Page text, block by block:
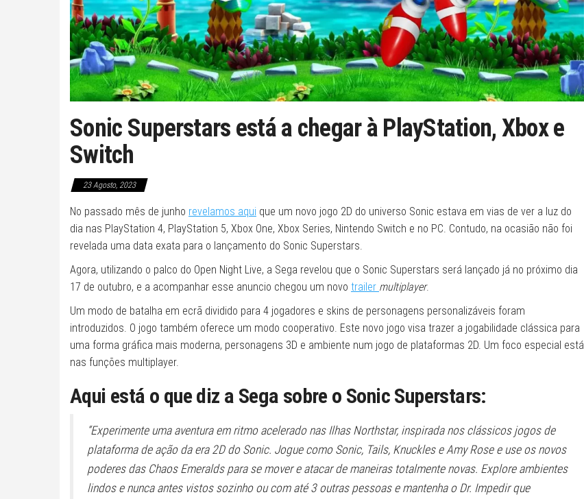
Sonic Superstars está a chegar à PlayStation, Xbox e
Switch
23 Agosto, 2023
No passado mês de junho revelamos aqui que um novo jogo 2D do universo Sonic estava em vias de ver a luz do
dia nas PlayStation 4, PlayStation 5, Xbox One, Xbox Series, Nintendo Switch e no PC. Contudo, na ocasião não foi
revelada uma data exata para o lançamento do Sonic Superstars.
Agora, utilizando o palco do Open Night Live, a Sega revelou que o Sonic Superstars será lançado já no próximo dia
17 de outubro, e a acompanhar esse anuncio chegou um novo trailer multiplayer.
Um modo de batalha em ecrã dividido para 4 jogadores e skins de personagens personalizáveis ​​foram
introduzidos. O jogo também oferece um modo cooperativo. Este novo jogo visa trazer a jogabilidade clássica para
uma forma gráfica mais moderna, personagens 3D e ambiente num jogo de plataformas 2D. Um foco especial está
nas funções multiplayer.
Aqui está o que diz a Sega sobre o Sonic Superstars:
“Experimente uma aventura em ritmo acelerado nas Ilhas Northstar, inspirada nos clássicos jogos de
plataforma de ação da era 2D do Sonic. Jogue como Sonic, Tails, Knuckles e Amy Rose e use os novos
poderes das Chaos Emeralds para se mover e atacar de maneiras totalmente novas. Explore ambientes
lindos e nunca antes vistos sozinho ou com até 3 outras pessoas e mantenha o Dr. Impedir que